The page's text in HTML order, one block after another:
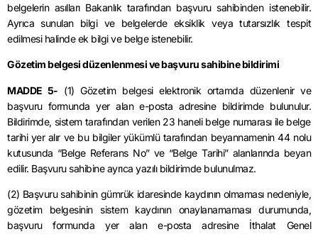
belgelerin asılları Bakanlık tarafından başvuru sahibinden istenebilir.
Ayrıca sunulan bilgi ve belgelerde eksiklik veya tutarsızlık tespit
edilmesi halinde ek bilgi ve belge istenebilir.
Gözetim belgesi düzenlenmesi ve başvuru sahibine bildirimi
MADDE 5- (1) Gözetim belgesi elektronik ortamda düzenlenir ve
başvuru formunda yer alan e-posta adresine bildirimde bulunulur.
Bildirimde, sistem tarafından verilen 23 haneli belge numarası ile belge
tarihi yer alır ve bu bilgiler yükümlü tarafından beyannamenin 44 nolu
kutusunda “Belge Referans No” ve “Belge Tarihi” alanlarında beyan
edilir. Başvuru sahibine ayrıca yazılı bildirimde bulunulmaz.
(2) Başvuru sahibinin gümrük idaresinde kaydının olmaması nedeniyle,
gözetim belgesinin sistem kaydının onaylanamaması durumunda,
başvuru formunda yer alan e-posta adresine İthalat Genel